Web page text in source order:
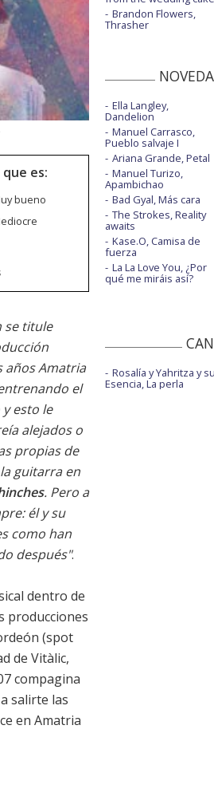
es:
bueno
se titule
años Amatria
el
esto le
alejados o
propias de
guitarra en
. Pero a
él y su
como han
después".
dentro de
producciones
(spot
de Vitàlic,
compagina
salirte las
en Amatria
Brandon Flowers,
Thrasher
Ella Langley,
Dandelion
Manuel Carrasco,
Pueblo salvaje I
Ariana Grande, Petal
Manuel Turizo,
Apambichao
Bad Gyal, Más cara
The Strokes, Reality
awaits
Kase.O, Camisa de
fuerza
La La Love You, ¿Por
qué me miráis así?
Rosalía y Yahritza y su
Esencia, La perla